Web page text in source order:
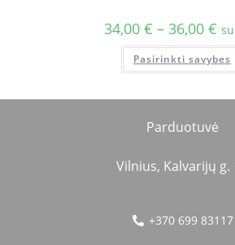
34,00 € – 36,00 €
Pasirinkti savybes
Parduotuvė
Vilnius, Kalvarijų g.
+370 699 83117